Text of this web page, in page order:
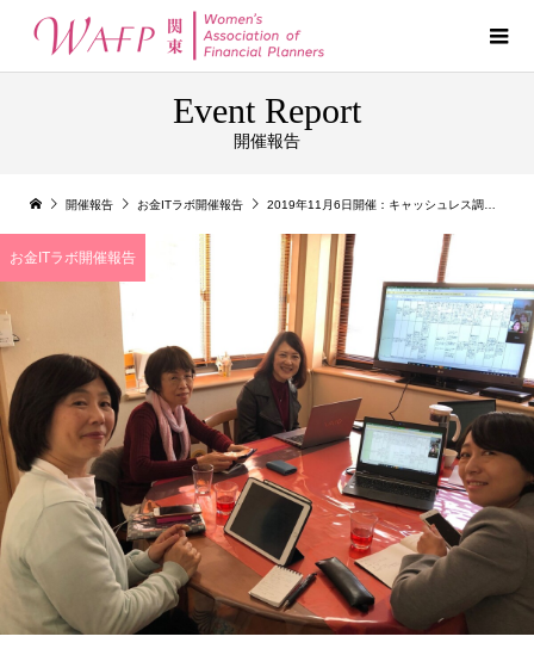
Event Report
開催報告
開催報告 お金ITラボ開催報告 2019年11月6日開催：キャッシュレス調査内容と開示について
お金ITラボ開催報告